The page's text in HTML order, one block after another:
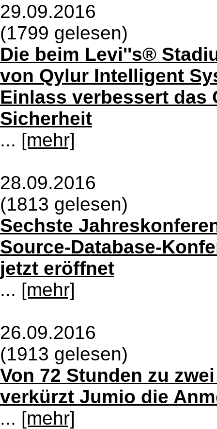
29.09.2016
(1799 gelesen)
Die beim Levi''s®
von Qylur Intelligent
Einlass verbessert das
Sicherheit
... [mehr]
28.09.2016
(1813 gelesen)
Sechste
Source-Database-
jetzt eröffnet
... [mehr]
26.09.2016
(1913 gelesen)
Von 72 Stunden zu
verkürzt Jumio die
... [mehr]